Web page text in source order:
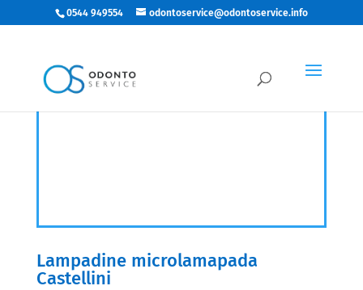
0544 949554 odontoservice@odontoservice.info
Lampadine microlamapada
Castellini